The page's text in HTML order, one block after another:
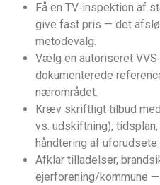
Få en TV‑inspektion af
give fast pris — det
metodevalg.
Vælg en autoriseret
dokumenterede
nærområdet.
Kræv skriftligt tilbud
vs. udskiftning),
håndtering af uforudsete
Afklar tilladelser,
ejerforening/kommune